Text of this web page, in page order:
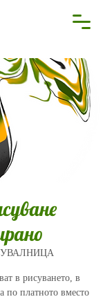
в рисуването, в
по платното вместо